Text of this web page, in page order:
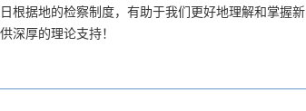
根据地的检察制度，有助于我们更好地理解和掌握新
深厚的理论支持！